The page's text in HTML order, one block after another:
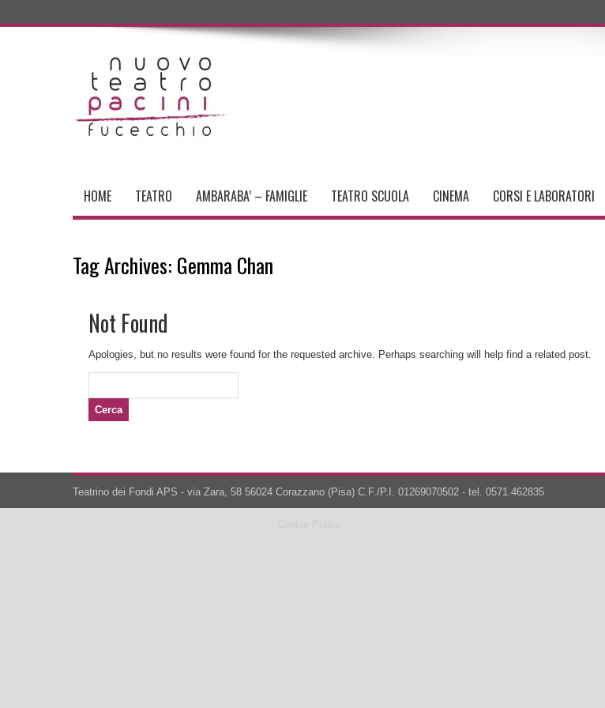
HOME TEATRO AMBARABA’ – FAMIGLIE TEATRO SCUOLA CINEMA CORSI E LABORATORI
Tag Archives: Gemma Chan
Not Found
Apologies, but no results were found for the requested archive. Perhaps searching will help find a related post.
Teatrino dei Fondi APS - via Zara, 58 56024 Corazzano (Pisa) C.F./P.I. 01269070502 - tel. 0571.462835